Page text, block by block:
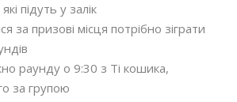
підуть у залік
за призові місця потрібно зіграти
раунду о 9:30 з Ті кошика,
за групою